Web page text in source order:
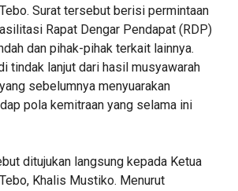
Surat tersebut berisi permintaan
Rapat Dengar Pendapat (RDP)
dan pihak-pihak terkait lainnya.
tindak lanjut dari hasil musyawarah
sebelumnya menyuarakan
pola kemitraan yang selama ini
ditujukan langsung kepada Ketua
Khalis Mustiko. Menurut